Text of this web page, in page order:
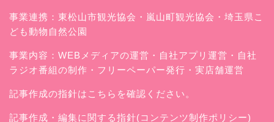
事業連携：東松山市観光協会・嵐山町観光協会・埼玉県こ
ども動物自然公園
事業内容：WEBメディアの運営・自社アプリ運営・自社
ラジオ番組の制作・フリーペーパー発行・実店舗運営
記事作成の指針はこちらを確認ください。
記事作成・編集に関する指針(コンテンツ制作ポリシー)